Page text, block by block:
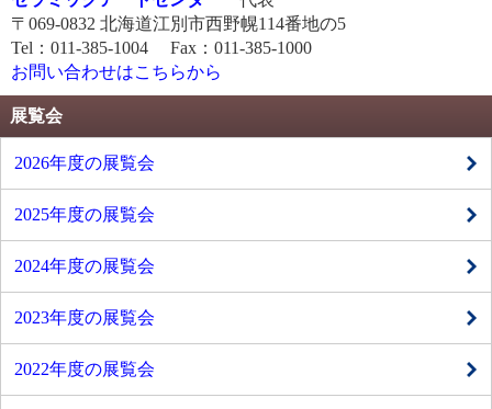
〒069-0832 北海道江別市西野幌114番地の5
Tel：011-385-1004 Fax：011-385-1000
お問い合わせはこちらから
展覧会
2026年度の展覧会
2025年度の展覧会
2024年度の展覧会
2023年度の展覧会
2022年度の展覧会